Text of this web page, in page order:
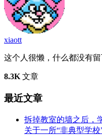
xiaott
这个人很懒，什么都没有留
8.3K 文章
最近文章
拆掉教室的墙之后
关于一所“非典型学